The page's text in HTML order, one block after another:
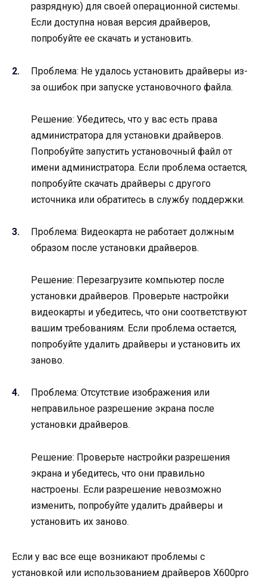
разрядную) для своей операционной системы.
Если доступна новая версия драйверов,
попробуйте ее скачать и установить.
Проблема: Не удалось установить драйверы из-
за ошибок при запуске установочного файла.
Решение: Убедитесь, что у вас есть права
администратора для установки драйверов.
Попробуйте запустить установочный файл от
имени администратора. Если проблема остается,
попробуйте скачать драйверы с другого
источника или обратитесь в службу поддержки.
Проблема: Видеокарта не работает должным
образом после установки драйверов.
Решение: Перезагрузите компьютер после
установки драйверов. Проверьте настройки
видеокарты и убедитесь, что они соответствуют
вашим требованиям. Если проблема остается,
попробуйте удалить драйверы и установить их
заново.
Проблема: Отсутствие изображения или
неправильное разрешение экрана после
установки драйверов.
Решение: Проверьте настройки разрешения
экрана и убедитесь, что они правильно
настроены. Если разрешение невозможно
изменить, попробуйте удалить драйверы и
установить их заново.
Если у вас все еще возникают проблемы с
установкой или использованием драйверов X600pro